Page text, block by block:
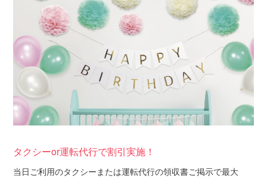
タクシーor運転代行で割引実施！
当日ご利用のタクシーまたは運転代行の領収書ご掲示で最大